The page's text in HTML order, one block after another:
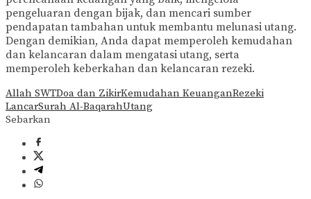
pengeluaran dengan bijak, dan mencari sumber
pendapatan tambahan untuk membantu melunasi utang.
Dengan demikian, Anda dapat memperoleh kemudahan
dan kelancaran dalam mengatasi utang, serta
memperoleh keberkahan dan kelancaran rezeki.
Allah SWTDoa dan ZikirKemudahan KeuanganRezeki
LancarSurah Al-BaqarahUtang
Sebarkan